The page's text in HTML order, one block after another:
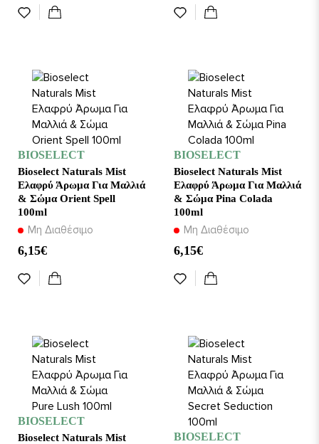
BIOSELECT
Bioselect Naturals Mist
Ελαφρύ Άρωμα Για Μαλλιά
& Σώμα Orient Spell
100ml
Μη Διαθέσιμο
6,15€
BIOSELECT
Bioselect Naturals Mist
Ελαφρύ Άρωμα Για Μαλλιά
& Σώμα Pina Colada
100ml
Μη Διαθέσιμο
6,15€
BIOSELECT
Bioselect Naturals Mist
BIOSELECT